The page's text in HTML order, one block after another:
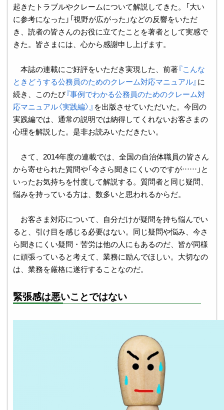
起きたトラブルやクレームについて解説してきた。「大い
に参考になった」「視野が広がった」などの反響をいただ
き、読者の皆さんのお役に立てたことを著者として実感で
きた。皆さまには、心から感謝申し上げます。
本誌の連載にご好評をいただき実現した、前著『こんな
ときどうする公務員のためのクレーム対応マニュアル』に
続き、このたび『事例でわかる公務員のためのクレーム対
応マニュアル〈実践編〉』 を出版させていただいた。今回の
実践編では、通常の説明では納得してくれないお客さまの
心理を解説した。是非お読みいただきたい。
さて、2014年度の連載では、全国の自治体職員の皆さん
から寄せられた質問や「今さら聞きにくいのですが……」と
いったお気持ちを忖度して解説する。質問者と同じ疑問、
悩みを持っている方は、数多いと思われるからだ。
お客さま対応について、自分だけが疑問を持ち悩んでい
ると、引け目を感じる必要はない。同じ疑問や悩み、今さ
ら聞きにくい疑問・苦労は他の人にもあるのだ、皆が同様
に頑張っていると考えて、業務に励んでほしい。大切なの
は、業務を厳格に遂行することなのだ。
緊張感は悪いことではない